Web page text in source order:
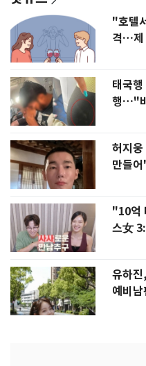
"호텔
격…제
태국
행…"
허지
만들
"10억
스女
유하
예비